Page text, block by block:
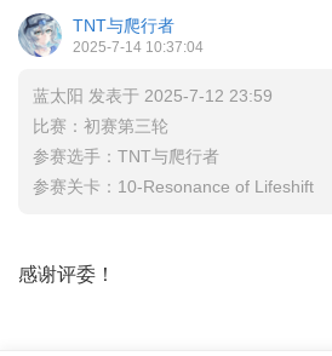
TNT与爬行者
2025-7-14 10:37:04
蓝太阳 发表于 2025-7-12 23:59
比赛：初赛第三轮
参赛选手：TNT与爬行者
参赛关卡：10-Resonance of Lifeshift
感谢评委！